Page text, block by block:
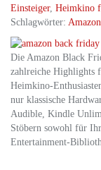
Einsteiger, Heimkino
Schlagwörter: Amazon
Die Amazon Black
zahlreiche Highlights
Heimkino-
nur klassische
Audible, Kindle
Stöbern sowohl für